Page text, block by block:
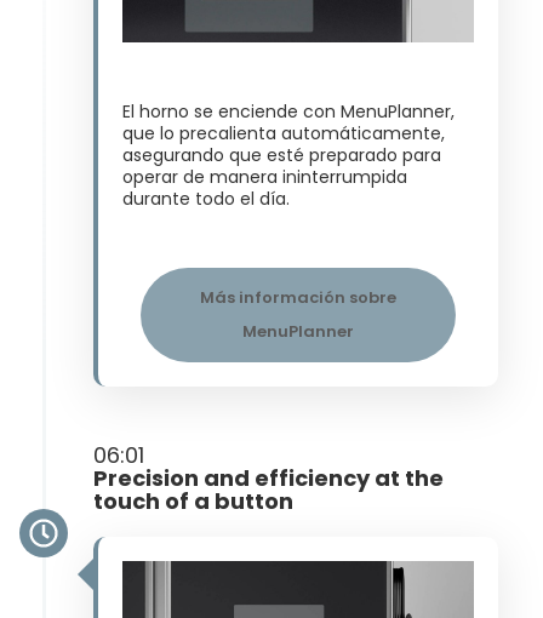
El horno se enciende con MenuPlanner,
que lo precalienta automáticamente,
asegurando que esté preparado para
operar de manera ininterrumpida
durante todo el día​.
Más información sobre
MenuPlanner
06:01
Precision and efficiency at the
touch of a button